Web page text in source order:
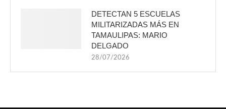
DETECTAN 5 ESCUELAS
MILITARIZADAS MÁS EN
TAMAULIPAS: MARIO
DELGADO
28/07/2026